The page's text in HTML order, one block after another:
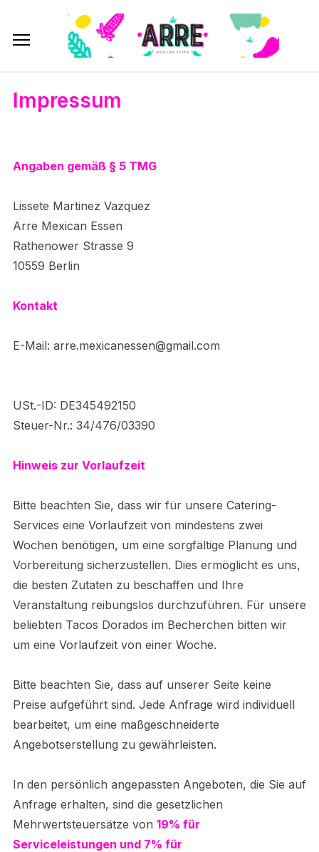
Impressum
Angaben gemäß § 5 TMG
Lissete Martinez Vazquez
Arre Mexican Essen
Rathenower Strasse 9
10559 Berlin
Kontakt
E-Mail: arre.mexicanessen@gmail.com
USt.-ID: DE345492150
Steuer-Nr.: 34/476/03390
Hinweis zur Vorlaufzeit
Bitte beachten Sie, dass wir für unsere Catering-
Services eine Vorlaufzeit von mindestens zwei
Wochen benötigen, um eine sorgfältige Planung und
Vorbereitung sicherzustellen. Dies ermöglicht es uns,
die besten Zutaten zu beschaffen und Ihre
Veranstaltung reibungslos durchzuführen. Für unsere
beliebten Tacos Dorados im Becherchen bitten wir
um eine Vorlaufzeit von einer Woche.
Bitte beachten Sie, dass auf unserer Seite keine
Preise aufgeführt sind. Jede Anfrage wird individuell
bearbeitet, um eine maßgeschneiderte
Angebotserstellung zu gewährleisten.
In den persönlich angepassten Angeboten, die Sie auf
Anfrage erhalten, sind die gesetzlichen
Mehrwertsteuersätze von 19% für
Serviceleistungen und 7% für